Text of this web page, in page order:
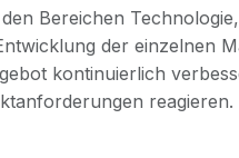
Bereichen
der einzelnen
kontinuierlich
reagieren.